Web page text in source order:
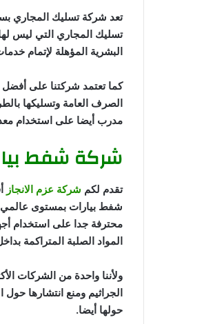
تعد شركة تسليك المجاري
تسليك المجاري التي ليس لها
البشرية المؤهلة لإتمام
كما تعتمد شركتنا على أفضل
الصرف العامة وتسليكها
مدرب أيضا على استخدام
شركة شفط
تقدم لكم شركة عزم الانجاز
شفط بيارات بمستوى عالمي
محترفة جدا على استخدام
المواد الصلبة المتراكمة
ولأننا واحدة من الشركات
الجراثيم ومنع انتشارها
حولها أيضا.